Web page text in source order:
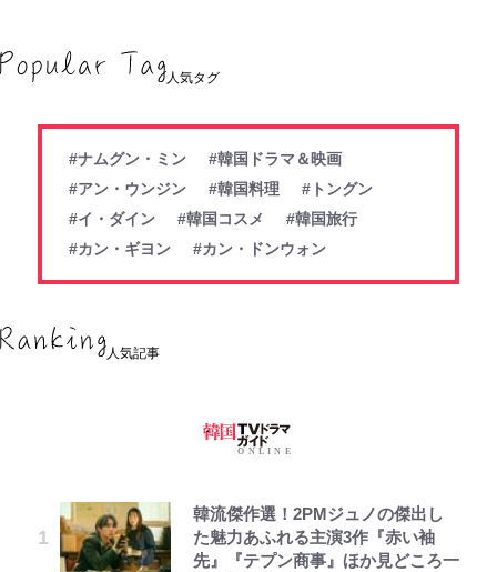
人気タグ
#ナムグン・ミン
#韓国ドラマ＆映画
#アン・ウンジン
#韓国料理
#トングン
#イ・ダイン
#韓国コスメ
#韓国旅行
#カン・ギヨン
#カン・ドンウォン
人気記事
韓流傑作選！2PMジュノの傑出し
た魅力あふれる主演3作『赤い袖
先』『テプン商事』ほか見どころ一